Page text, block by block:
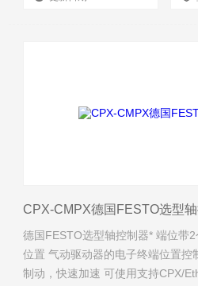
CPX-CMPX德国FESTO选型
德国FESTO选型轴控制器* 端位带
位置 气动驱动器的电子终端位置控
制动，快速加速 可使用支持CPX/